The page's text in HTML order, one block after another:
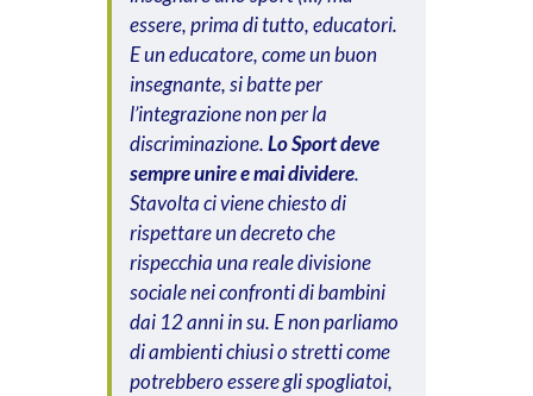
essere, prima di tutto, educatori.
E un educatore, come un buon
insegnante, si batte per
l’integrazione non per la
discriminazione.Lo Sport deve
sempre unire e mai dividere.
Stavolta ci viene chiesto di
rispettare un decreto che
rispecchia una reale divisione
sociale nei confronti di bambini
dai 12 anni in su. E non parliamo
di ambienti chiusi o stretti come
potrebbero essere gli spogliatoi,